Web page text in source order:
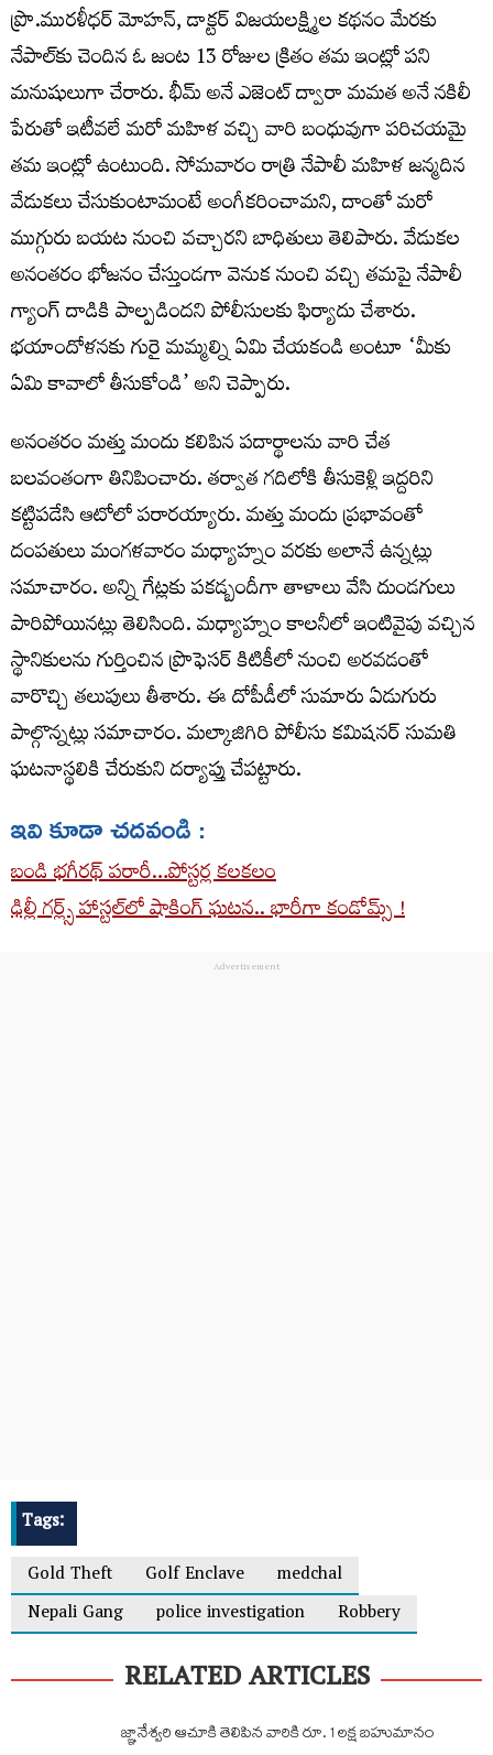
ప్రొ.మురళీధర్ మోహన్, డాక్టర్ విజయలక్ష్మిల కథనం మేరకు
నేపాల్‌కు చెందిన ఓ జంట 13 రోజుల క్రితం తమ ఇంట్లో పని
మనుషులుగా చేరారు. భీమ్ అనే ఎజెంట్ ద్వారా మమత అనే నకిలీ
పేరుతో ఇటీవలే మరో మహిళ వచ్చి వారి బంధువుగా పరిచయమై
తమ ఇంట్లో ఉంటుంది. సోమవారం రాత్రి నేపాలీ మహిళ జన్మదిన
వేడుకలు చేసుకుంటామంటే అంగీకరించామని, దాంతో మరో
ముగ్గురు బయట నుంచి వచ్చారని బాధితులు తెలిపారు. వేడుకల
అనంతరం భోజనం చేస్తుండగా వెనుక నుంచి వచ్చి తమపై నేపాలీ
గ్యాంగ్ దాడికి పాల్పడిందని పోలీసులకు ఫిర్యాదు చేశారు.
భయాందోళనకు గురై మమ్మల్ని ఏమి చేయకండి అంటూ ‘మీకు
ఏమి కావాలో తీసుకోండి’ అని చెప్పారు.
అనంతరం మత్తు మందు కలిపిన పదార్థాలను వారి చేత
బలవంతంగా తినిపించారు. తర్వాత గదిలోకి తీసుకెళ్లి ఇద్దరిని
కట్టిపడేసి ఆటోలో పరారయ్యారు. మత్తు మందు ప్రభావంతో
దంపతులు మంగళవారం మధ్యాహ్నం వరకు అలానే ఉన్నట్లు
సమాచారం. అన్ని గేట్లకు పకడ్బందీగా తాళాలు వేసి దుండగులు
పారిపోయినట్లు తెలిసింది. మధ్యాహ్నం కాలనీలో ఇంటివైపు వచ్చిన
స్థానికులను గుర్తించిన ప్రొఫెసర్‌ కిటికీలో నుంచి అరవడంతో
వారొచ్చి తలుపులు తీశారు. ఈ దోపీడీలో సుమారు ఏడుగురు
పాల్గొన్నట్లు సమాచారం. మల్కాజిగిరి పోలీసు కమిషనర్ సుమతి
ఘటనాస్థలికి చేరుకుని దర్యాప్తు చేపట్టారు.
ఇవి కూడా చదవండి :
బండి భగీరథ్ పరారీ…పోస్టర్ల కలకలం
ఢిల్లీ గర్ల్స్ హాస్టల్‌లో షాకింగ్ ఘటన.. భారీగా కండోమ్స్ !
Tags:
Gold Theft
Golf Enclave
medchal
Nepali Gang
police investigation Robbery
RELATED ARTICLES
జ్ఞానేశ్వరి ఆచూకి తెలిపిన వారికి రూ. 1 లక్ష బహుమానం